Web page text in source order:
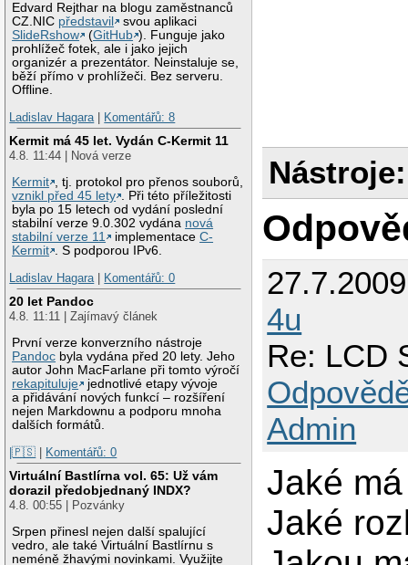
Edvard Rejthar na blogu zaměstnanců
CZ.NIC představil
svou aplikaci
SlideRshow
(GitHub ). Funguje jako
prohlížeč fotek, ale i jako jejich
organizér a prezentátor. Neinstaluje se,
běží přímo v prohlížeči. Bez serveru.
Offline.
Ladislav Hagara | Komentářů: 8
Kermit má 45 let. Vydán C-Kermit 11
4.8. 11:44 | Nová verze
Kermit , tj. protokol pro přenos souborů,
vznikl před 45 lety . Při této příležitosti
byla po 15 letech od vydání poslední
stabilní verze 9.0.302 vydána nová
stabilní verze 11
implementaceC-
Kermit . S podporou IPv6.
Ladislav Hagara | Komentářů: 0
20 let Pandoc
4.8. 11:11 | Zajímavý článek
První verze konverzního nástroje
Pandoc byla vydána před 20 lety. Jeho
autor John MacFarlane při tomto výročí
rekapituluje
jednotlivé etapy vývoje
a přidávání nových funkcí – rozšíření
nejen Markdownu a podporu mnoha
dalších formátů.
|🇵🇸 | Komentářů: 0
Virtuální Bastlírna vol. 65: Už vám
dorazil předobjednaný INDX?
4.8. 00:55 | Pozvánky
Srpen přinesl nejen další spalující
vedro, ale také Virtuální Bastlírnu s
neméně žhavými novinkami. Využijte
Nástroje:
4u
Re: LCD
Admin
Jaké
Jaké